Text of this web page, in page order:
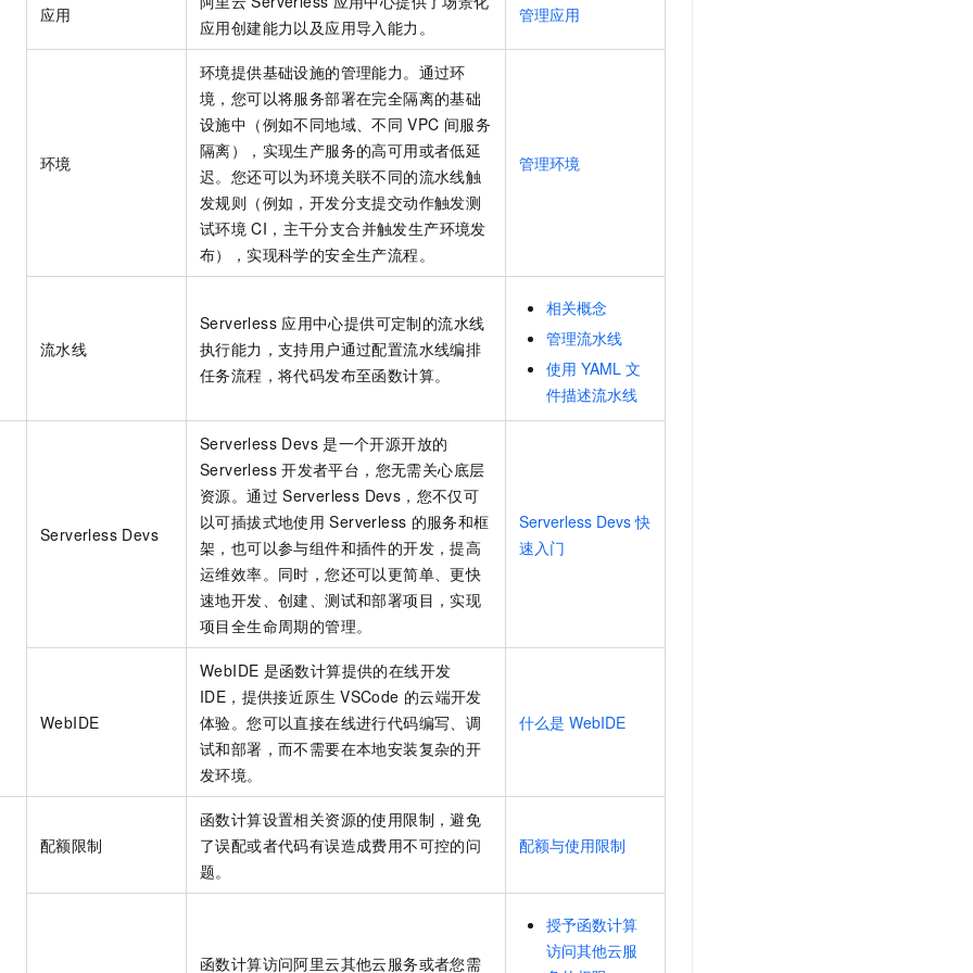
应用
应用创建能力以及应用导入能力。
管理应用
环境
环境提供基础设施的管理能力。通过环
境，您可以将服务部署在完全隔离的基础
设施中（例如不同地域、不同 VPC 间服务
隔离），实现生产服务的高可用或者低延
迟。您还可以为环境关联不同的流水线触
发规则（例如，开发分支提交动作触发测
试环境 CI，主干分支合并触发生产环境发
布），实现科学的安全生产流程。
管理环境
流水线
Serverless 应用中心提供可定制的流水线
执行能力，支持用户通过配置流水线编排
任务流程，将代码发布至函数计算。
相关概念
管理流水线
使用 YAML 文
件描述流水线
Serverless Devs
Serverless Devs 是一个开源开放的
Serverless 开发者平台，您无需关心底层
资源。通过 Serverless Devs，您不仅可
以可插拔式地使用 Serverless 的服务和框
架，也可以参与组件和插件的开发，提高
运维效率。同时，您还可以更简单、更快
速地开发、创建、测试和部署项目，实现
项目全生命周期的管理。
Serverless Devs 快
速入门
WebIDE
WebIDE 是函数计算提供的在线开发
IDE，提供接近原生 VSCode 的云端开发
体验。您可以直接在线进行代码编写、调
试和部署，而不需要在本地安装复杂的开
发环境。
什么是 WebIDE
配额限制
函数计算设置相关资源的使用限制，避免
了误配或者代码有误造成费用不可控的问
题。
配额与使用限制
函数计算访问阿里云其他云服务或者您需
授予函数计算
访问其他云服